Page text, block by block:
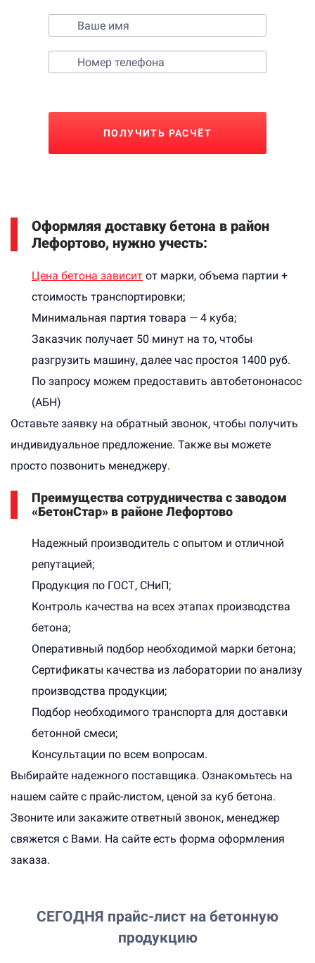
ПОЛУЧИТЬ РАСЧЁТ
Оформляя доставку бетона в район
Лефортово, нужно учесть:
Цена бетона зависит от марки, объема партии +
стоимость транспортировки;
Минимальная партия товара — 4 куба;
Заказчик получает 50 минут на то, чтобы
разгрузить машину, далее час простоя 1400 руб.
По запросу можем предоставить автобетононасос
(АБН)
Оставьте заявку на обратный звонок, чтобы получить
индивидуальное предложение. Также вы можете
просто позвонить менеджеру.
Преимущества сотрудничества с заводом
«БетонСтар» в районе Лефортово
Надежный производитель с опытом и отличной
репутацией;
Продукция по ГОСТ, СНиП;
Контроль качества на всех этапах производства
бетона;
Оперативный подбор необходимой марки бетона;
Сертификаты качества из лаборатории по анализу
производства продукции;
Подбор необходимого транспорта для доставки
бетонной смеси;
Консультации по всем вопросам.
Выбирайте надежного поставщика. Ознакомьтесь на
нашем сайте с прайс-листом, ценой за куб бетона.
Звоните или закажите ответный звонок, менеджер
свяжется с Вами. На сайте есть форма оформления
заказа.
СЕГОДНЯ прайс-лист на бетонную
продукцию